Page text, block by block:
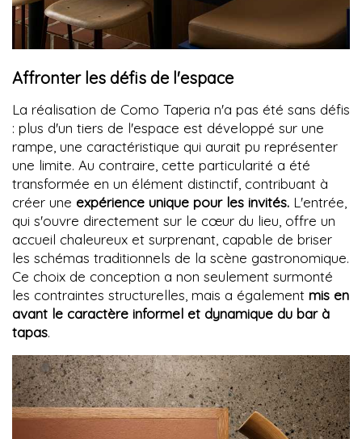
Affronter les défis de l'espace
La réalisation de Como Taperia n'a pas été sans défis
: plus d'un tiers de l'espace est développé sur une
rampe, une caractéristique qui aurait pu représenter
une limite. Au contraire, cette particularité a été
transformée en un élément distinctif, contribuant à
créer une expérience unique pour les invités. L'entrée,
qui s'ouvre directement sur le cœur du lieu, offre un
accueil chaleureux et surprenant, capable de briser
les schémas traditionnels de la scène gastronomique.
Ce choix de conception a non seulement surmonté
les contraintes structurelles, mais a également mis en
avant le caractère informel et dynamique du bar à
tapas.